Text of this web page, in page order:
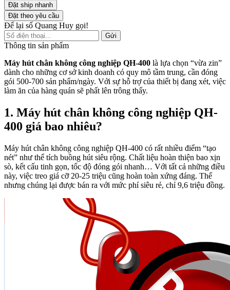
Đặt ship nhanh
Đặt theo yêu cầu
Để lại số Quang Huy gọi!
Gửi
Thông tin sản phẩm
Máy hút chân không công nghiệp QH-400 là lựa chọn “vừa zin”
dành cho những cơ sở kinh doanh có quy mô tầm trung, cần đóng
gói 500-700 sản phẩm/ngày. Với sự hỗ trợ của thiết bị đang xét, việc
làm ăn của hàng quán sẽ phất lên trông thấy.
1. Máy hút chân không công nghiệp QH-
400 giá bao nhiêu?
Máy hút chân không công nghiệp QH-400 có rất nhiều điểm “tạo
nét” như thể tích buồng hút siêu rộng. Chất liệu hoàn thiện bao xịn
sò, kết cấu tinh gọn, tốc độ đóng gói nhanh… Với tất cả những điều
này, việc treo giá cỡ 20-25 triệu cũng hoàn toàn xứng đáng. Thế
nhưng chúng lại được bán ra với mức phí siêu rẻ, chỉ 9,6 triệu đồng.